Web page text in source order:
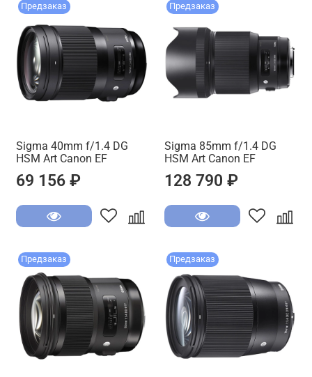
Предзаказ
Sigma 40mm f/1.4 DG
HSM Art Canon EF
69 156 ₽
Предзаказ
Sigma 85mm f/1.4 DG
HSM Art Canon EF
128 790 ₽
Предзаказ Предзаказ